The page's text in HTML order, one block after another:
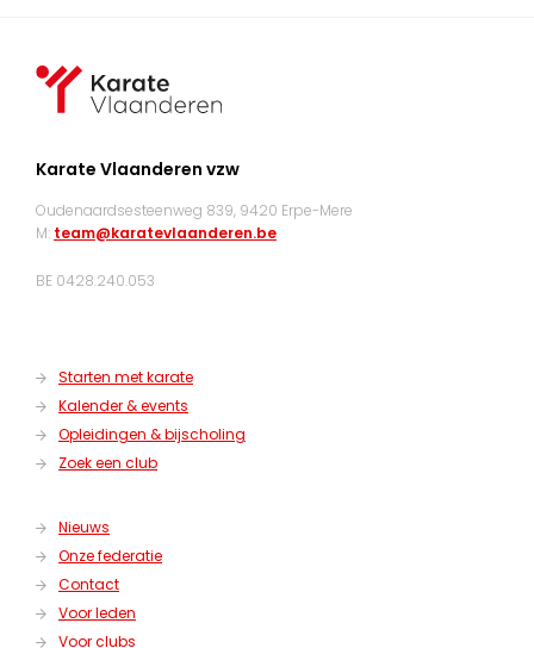
Karate Vlaanderen vzw
Oudenaardsesteenweg 839, 9420 Erpe-Mere
M: team@karatevlaanderen.be
BE 0428.240.053
Starten met karate
Kalender & events
Opleidingen & bijscholing
Zoek een club
Nieuws
Onze federatie
Contact
Voor leden
Voor clubs